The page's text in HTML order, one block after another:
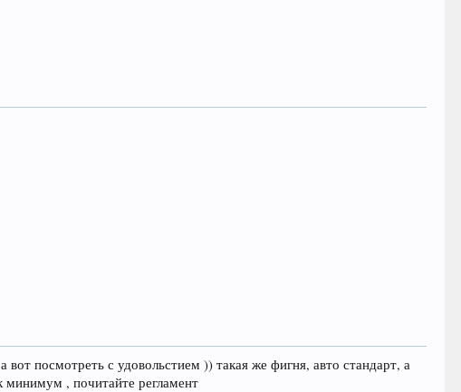
посмотреть с удовольстием )) такая же фигня, авто стандарт, а
минимум , почитайте регламент